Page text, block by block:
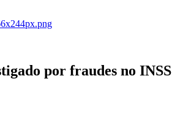
por fraudes no INSS